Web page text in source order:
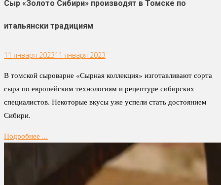
Сыр «Золото Сибири» производят в Томске по
итальянски традициям
11 января 202311 января 2023
В томской сыроварне «Сырная коллекция» изготавливают сорта
сыра по европейским технологиям и рецептуре сибирских
специалистов. Некоторые вкусы уже успели стать достоянием
Сибири.
Подробнее ...